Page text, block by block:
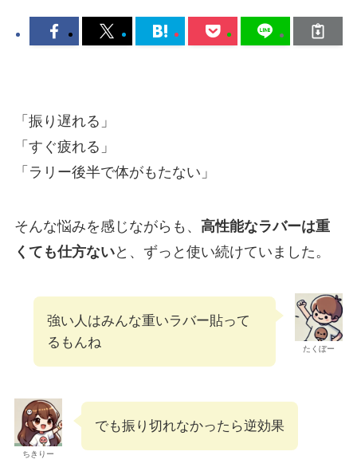
「振り遅れる」
「すぐ疲れる」
「ラリー後半で体がもたない」
そんな悩みを感じながらも、 高性能なラバーは重
くても仕方ないと、ずっと使い続けていました。
たくぼー
強い人はみんな重いラバー貼って
るもんね
ちきりー
でも振り切れなかったら逆効果